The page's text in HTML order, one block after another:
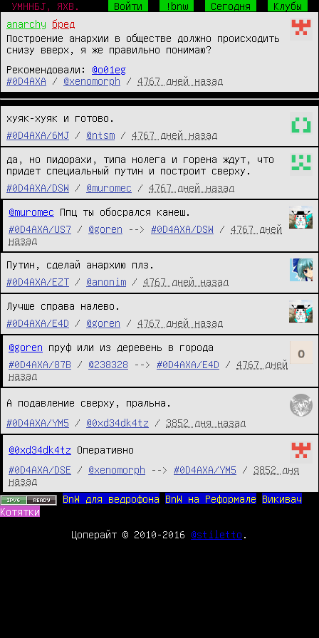
УМННБJ, ЯХВ. Войти !bnw Сегодня
Клубы
anarchy
бред
Построение анархии в обществе должно происходить
снизу вверх, я же правильно понимаю?
Рекомендовали: @o01eg
#0D4AXA
/ @xenomorph / 4767 дней назад
хуяк-хуяк и готово.
#0D4AXA/6MJ
/ @ntsm / 4767 дней назад
да, но пидорахи, типа нолега и горена ждут, что
придет специальный путин и построит сверху.
#0D4AXA/DSW
/ @muromec / 4767 дней назад
@muromec Ппц ты обосрался канеш.
#0D4AXA/US7
/ @goren --> #0D4AXA/DSW / 4767 дней
назад
Путин, сделай анархию плз.
#0D4AXA/EZT
/ @anonim / 4767 дней назад
Лучше справа налево.
#0D4AXA/E4D
/ @goren / 4767 дней назад
@goren пруф или из деревень в города
#0D4AXA/87B
/ @238328 --> #0D4AXA/E4D / 4767 дней
назад
А подавление сверху, пральна.
#0D4AXA/YM5
/ @0xd34dk4tz / 3852 дня назад
@0xd34dk4tz Оперативно
#0D4AXA/DSE
/ @xenomorph --> #0D4AXA/YM5 / 3852 дня
назад
BnW для ведрофона
BnW на Реформале
Викивач
Котятки
Цоперайт © 2010-2016 @stiletto